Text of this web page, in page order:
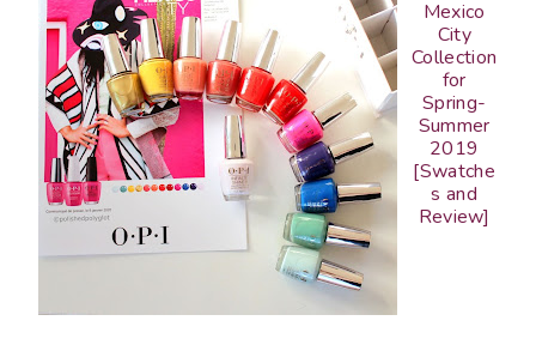
Mexico
City
Collection
for
Spring-
Summer
2019
[Swatche
s and
Review]